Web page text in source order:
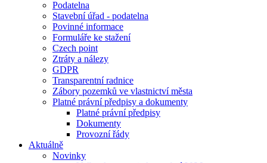
Podatelna
Stavební úřad - podatelna
Povinné informace
Formuláře ke stažení
Czech point
Ztráty a nálezy
GDPR
Transparentní radnice
Zábory pozemků ve vlastnictví města
Platné právní předpisy a dokumenty
Platné právní předpisy
Dokumenty
Provozní řády
Aktuálně
Novinky